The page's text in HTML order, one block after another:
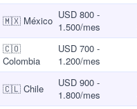
🇲🇽 México USD 800 -
1.500/mes
🇨🇴
Colombia
USD 700 -
1.200/mes
🇨🇱 Chile
USD 900 -
1.800/mes